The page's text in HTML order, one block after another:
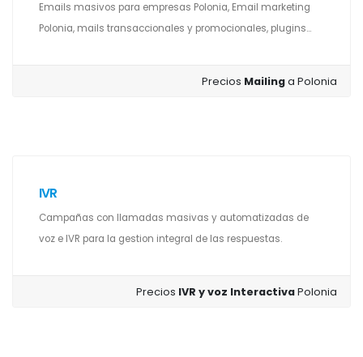
Emails masivos para empresas Polonia, Email marketing
Polonia, mails transaccionales y promocionales, plugins...
Precios Mailinga Polonia
IVR
Campañas con llamadas masivas y automatizadas de
voz e IVR para la gestion integral de las respuestas.
Precios IVR y voz InteractivaPolonia